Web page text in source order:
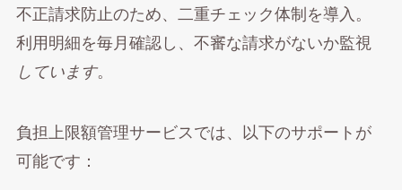
不正請求防止のため、二重チェック体制を導入。
利用明細を毎月確認し、不審な請求がないか監視
しています。
負担上限額管理サービスでは、以下のサポートが
可能です：